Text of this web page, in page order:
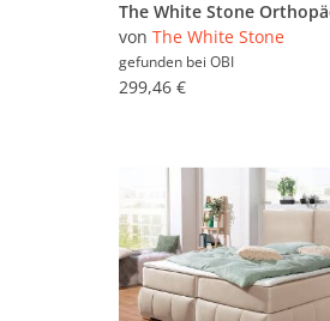
von The White Stone
gefunden bei OBI
299,46 €